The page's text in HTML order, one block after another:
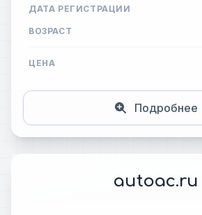
ДАТА РЕГИСТРАЦИИ
ВОЗРАСТ
ЦЕНА
Подробнее
autoac.ru